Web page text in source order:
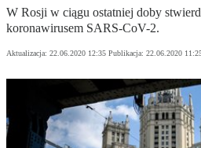
W Rosji w ciągu ostatniej doby
koronawirusem SARS-CoV-2.
Aktualizacja: 22.06.2020 12:35 Publikacja: 22.06.2020